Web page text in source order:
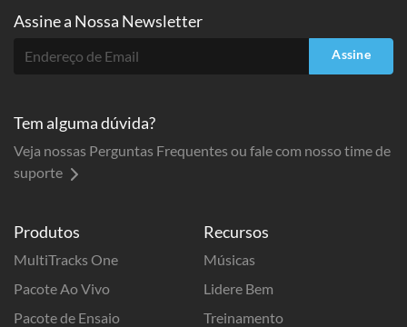
Produtos
MultiTracks One
Pacote Ao Vivo
Pacote de Ensaio
Recursos
Músicas
Lidere Bem
Treinamento
Assine a Nossa Newsletter
Assine
Tem alguma dúvida?
Veja nossas Perguntas Frequentes ou fale com nosso time de
suporte